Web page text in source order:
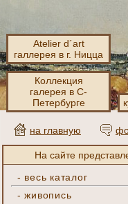
Atelier d´art
галлерея в г. Ницца
Коллекция
галерея в С-
Петербурге
на главную
На сайте
- весь каталог
-живопись